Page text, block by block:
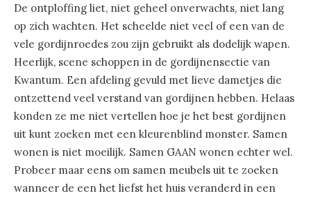
De ontploffing liet, niet geheel onverwachts, niet lang
op zich wachten. Het scheelde niet veel of een van de
vele gordijnroedes zou zijn gebruikt als dodelijk wapen.
Heerlijk, scene schoppen in de gordijnensectie van
Kwantum. Een afdeling gevuld met lieve dametjes die
ontzettend veel verstand van gordijnen hebben. Helaas
konden ze me niet vertellen hoe je het best gordijnen
uit kunt zoeken met een kleurenblind monster. Samen
wonen is niet moeilijk. Samen GAAN wonen echter wel.
Probeer maar eens om samen meubels uit te zoeken
wanneer de een het liefst het huis veranderd in een